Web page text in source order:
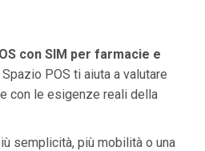
con SIM per farmacie e
Spazio POS ti aiuta a valutare
con le esigenze reali della
semplicità, più mobilità o una